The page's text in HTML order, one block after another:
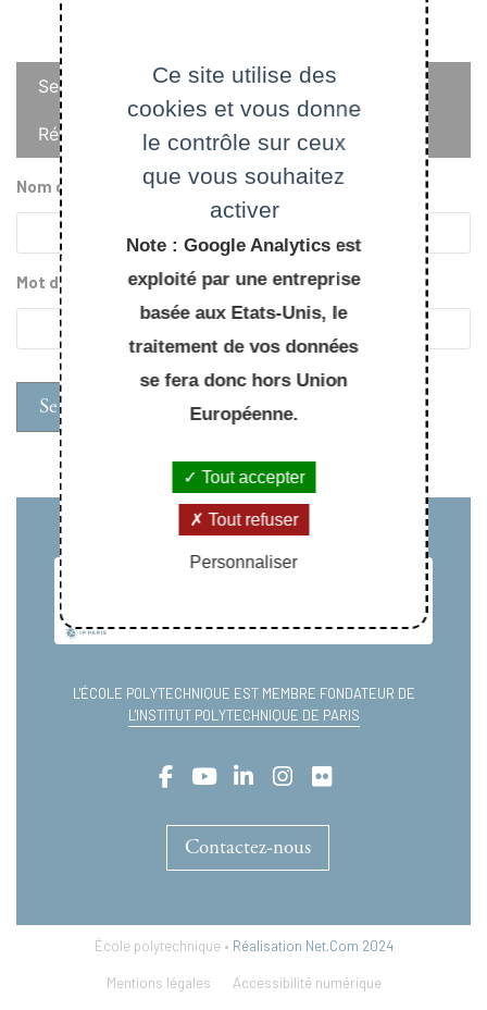
Onglets
principaux
Se connecter
Réinitialiser votre mot de passe
Nom d'utilisateur
Mot de passe
L'ÉCOLE POLYTECHNIQUE EST MEMBRE FONDATEUR DE
L'INSTITUT POLYTECHNIQUE DE PARIS
Contactez-nous
École polytechnique • Réalisation Net.Com 2024
Mentions légales Accessibilité numérique
Ce site utilise des
cookies et vous donne
le contrôle sur ceux
que vous souhaitez
activer
Note : Google Analytics est
exploité par une entreprise
basée aux Etats-Unis, le
traitement de vos données
se fera donc hors Union
Européenne.
Tout accepter
Tout refuser
Personnaliser